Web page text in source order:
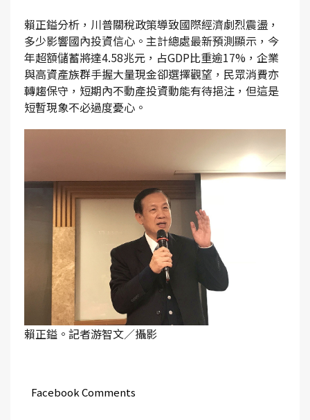
賴正鎰分析，川普關稅政策導致國際經濟劇烈震盪，
多少影響國內投資信心。主計總處最新預測顯示，今
年超額儲蓄將達4.58兆元，占GDP比重逾17%，企業
與高資產族群手握大量現金卻選擇觀望，民眾消費亦
轉趨保守，短期內不動產投資動能有待挹注，但這是
短暫現象不必過度憂心。
賴正鎰。記者游智文／攝影
Facebook Comments